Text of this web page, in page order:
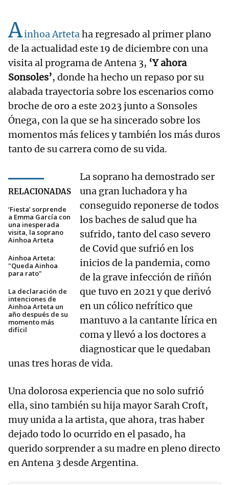
Ainhoa Artetaha regresado al primer plano
de la actualidad este 19 de diciembre con una
visita al programa de Antena 3, ‘Y ahora
Sonsoles’, donde ha hecho un repaso por su
alabada trayectoria sobre los escenarios como
broche de oro a este 2023 junto a Sonsoles
Ónega, con la que se ha sincerado sobre los
momentos más felices y también los más duros
tanto de su carrera como de su vida.
RELACIONADAS
‘Fiesta’ sorprende
a Emma García con
una inesperada
visita, la soprano
Ainhoa Arteta
Ainhoa Arteta:
"Queda Ainhoa
para rato"
La declaración de
intenciones de
Ainhoa Arteta un
año después de su
momento más
difícil
La soprano ha demostrado ser
una gran luchadora y ha
conseguido reponerse de todos
los baches de salud que ha
sufrido, tanto del caso severo
de Covid que sufrió en los
inicios de la pandemia, como
de la grave infección de riñón
que tuvo en 2021 y que derivó
en un cólico nefrítico que
mantuvo a la cantante lírica en
coma y llevó a los doctores a
diagnosticar que le quedaban
unas tres horas de vida.
Una dolorosa experiencia que no solo sufrió
ella, sino también su hija mayor Sarah Croft,
muy unida a la artista, que ahora, tras haber
dejado todo lo ocurrido en el pasado, ha
querido sorprender a su madre en pleno directo
en Antena 3 desde Argentina.